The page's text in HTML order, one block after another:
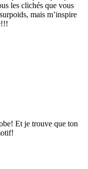
les clichés que vous
mais m’inspire
Et je trouve que ton